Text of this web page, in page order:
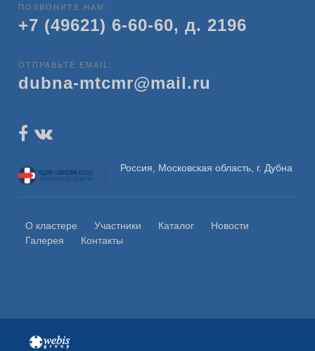
ПОЗВОНИТЕ НАМ:
+7 (49621) 6-60-60, д. 2196
ОТПРАВЬТЕ EMAIL:
dubna-mtcmr@mail.ru
Россия, Московская область, г. Дубна
О кластере Участники Каталог
Новости
Галерея
Контакты